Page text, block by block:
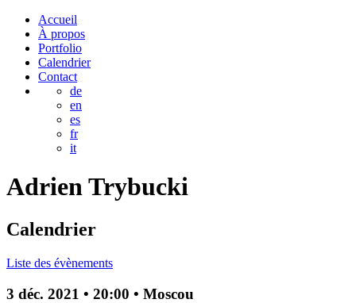
Accueil
À propos
Portfolio
Calendrier
Contact
de
en
es
fr
it
AdrienTrybucki
Calendrier
Liste des évènements
3 déc. 2021 • 20:00 • Moscou